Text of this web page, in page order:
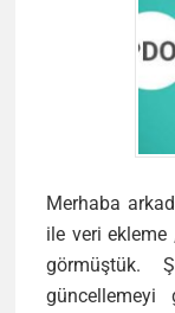
Merhaba
ile veri ekleme
görmüştük.